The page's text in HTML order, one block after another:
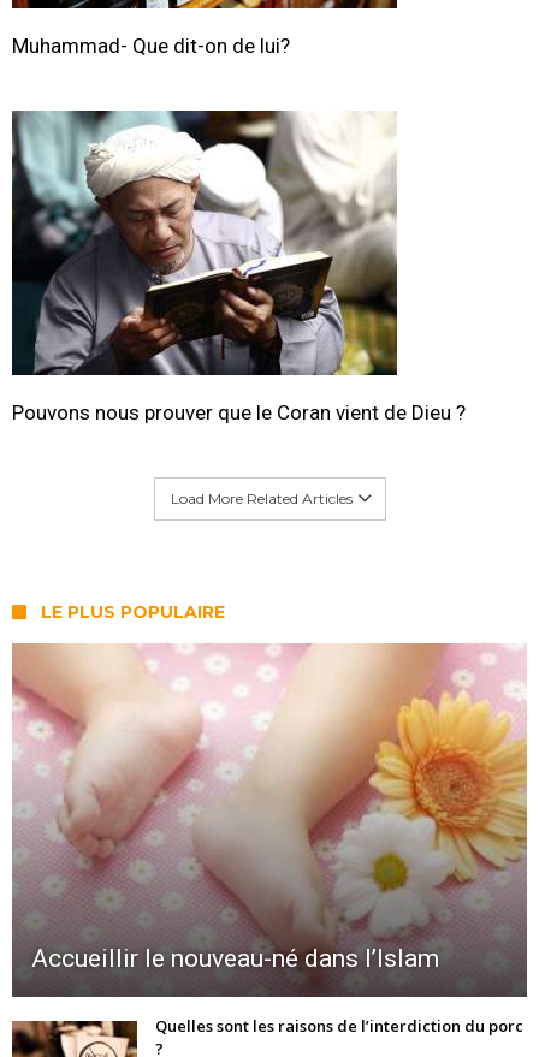
Muhammad- Que dit-on de lui?
Pouvons nous prouver que le Coran vient de Dieu ?
Load More Related Articles
LE PLUS POPULAIRE
Accueillir le nouveau-né dans l’Islam
Quelles sont les raisons de l’interdiction du porc
?